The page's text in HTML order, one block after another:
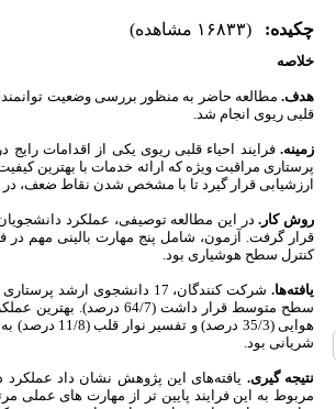
چکیده: (۱۶۸۳۳ مشاهده)
خلاصه
هدف. مطالعه حاضر به منظور بررسی وضعیت
قلبی ریوی انجام شد.
زمینه.فرایند احیاء قلبی ریوی یکی از اقدامات
پرستاری مراقبت ویژه که ارائه خدمات با بهترین
ارزشیابی قرار گیرد تا با مشخص شدن نقاط ضعف،
روش کار. در این مطالعه توصیفی، عملکرد
قرار گرفت. آزمون، شامل پنج مهارت بالینی مهم در
کنترل سطح هوشیاری بود.
یافته‌ها.
شرکت کنندگان، 17 دانشجوی
هوایی (35/3
شریانی بود.
نتیجه گیری. یافته‌های این پژوهش نشان داد
مربوط به این فرایند پایین تر از مهارت های عملی